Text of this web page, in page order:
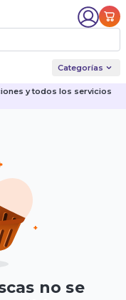
Categorías
y todos los servicios
no se